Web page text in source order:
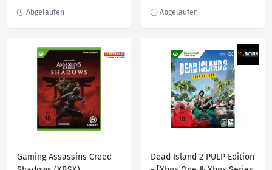
Gaming Assassins Creed
Dead Island 2 PULP Edition